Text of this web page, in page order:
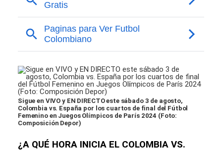
Sigue en VIVO y EN DIRECTO este sábado 3 de agosto,
Colombia vs. España por los cuartos de final del Fútbol
Femenino en Juegos Olímpicos de París 2024 (Foto:
Composición Depor)
¿A QUÉ HORA INICIA EL COLOMBIA VS.